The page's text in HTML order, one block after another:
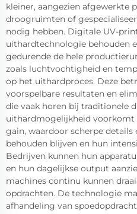
kleiner, aangezien afgewerkte
droogruimten of
nodig hebben. Digitale UV-
uithardtechnologie behouden
gedurende de hele
zoals luchtvochtigheid en
op het uithardproces. Deze
voorspelbare resultaten en
die vaak horen bij traditionele
uithardmogelijkheid
gain, waardoor scherpe details
behouden blijven en hun
Bedrijven kunnen hun
en hun dagelijkse output
machines continu kunnen
opdrachten. De technologie
afhandeling van